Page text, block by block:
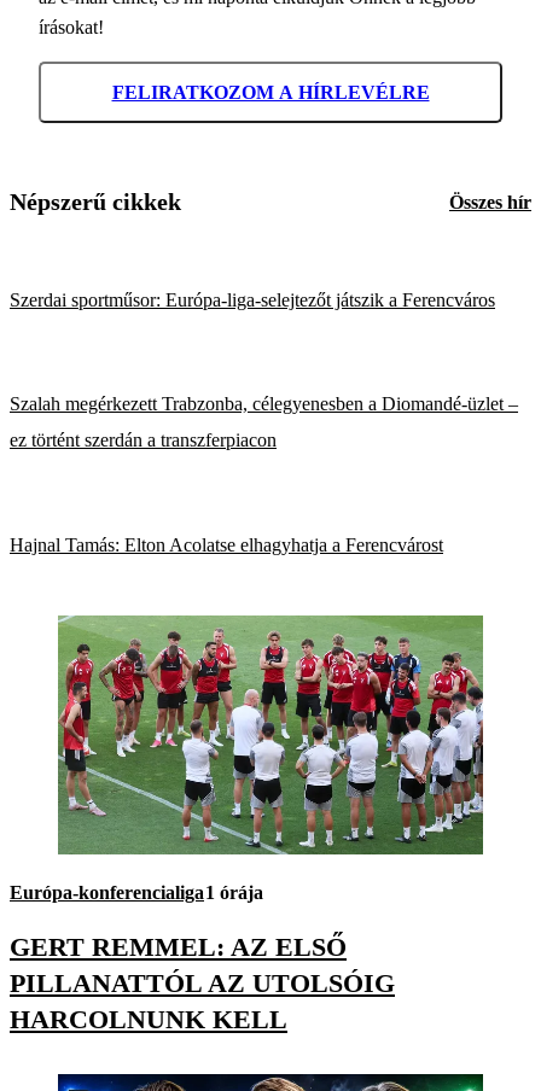
írásokat!
FELIRATKOZOM A HÍRLEVÉLRE
Népszerű cikkek Összes hír
Szerdai sportműsor: Európa-liga-selejtezőt játszik a Ferencváros
Szalah megérkezett Trabzonba, célegyenesben a Diomandé-üzlet –
ez történt szerdán a transzferpiacon
Hajnal Tamás: Elton Acolatse elhagyhatja a Ferencvárost
Európa-konferencialiga1 órája
GERT REMMEL: AZ ELSŐ
PILLANATTÓL AZ UTOLSÓIG
HARCOLNUNK KELL